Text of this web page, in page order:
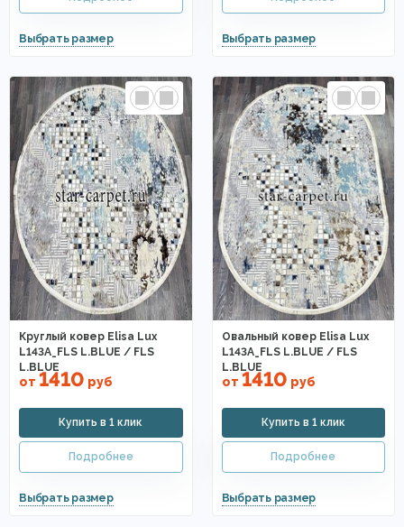
Круглый ковер Elisa Lux
L143A_FLS L.BLUE / FLS
L.BLUE
от 1410 руб
Овальный ковер Elisa Lux
L143A_FLS L.BLUE / FLS
L.BLUE
от 1410 руб